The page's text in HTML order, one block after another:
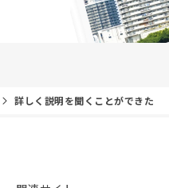
詳しく説明を聞くことができた